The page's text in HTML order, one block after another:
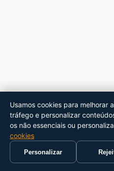
Usamos cookies para melhorar
tráfego e personalizar
os não essenciais ou
cookies
Personalizar